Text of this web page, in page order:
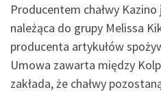
Producentem chałwy
należąca do grupy Melissa
producenta artykułów
Umowa zawarta między
zakłada, że chałwy